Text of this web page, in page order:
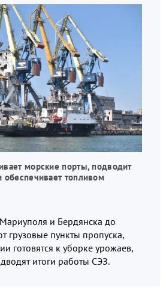
морские порты, подводит
обеспечивает топливом
и Бердянска до
грузовые пункты пропуска,
готовятся к уборке урожаев,
итоги работы СЭЗ.